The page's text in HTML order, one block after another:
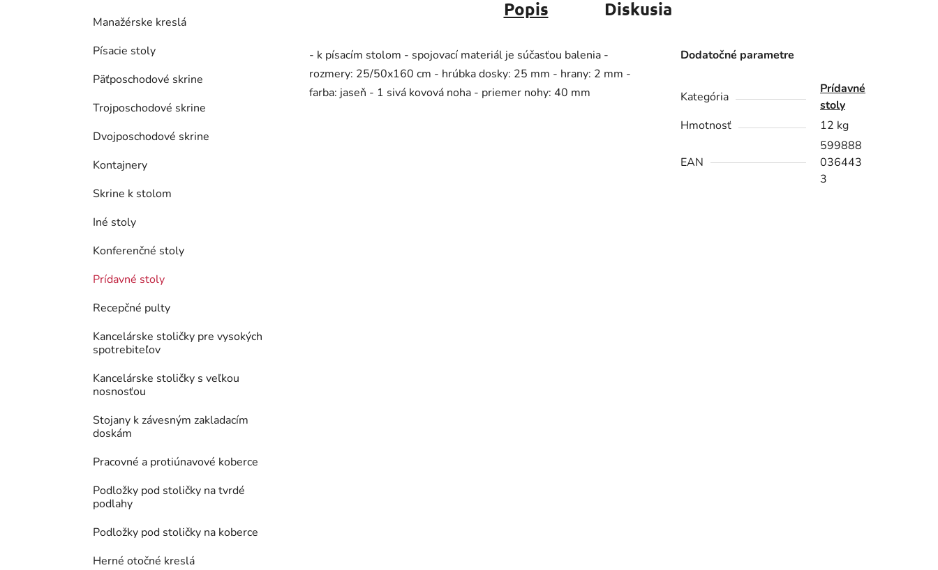
Manažérske kreslá
Písacie stoly
Päťposchodové skrine
Trojposchodové skrine
Dvojposchodové skrine
Kontajnery
Skrine k stolom
Iné stoly
Konferenčné stoly
Prídavné stoly
Recepčné pulty
Kancelárske stoličky pre vysokých
spotrebiteľov
Kancelárske stoličky s veľkou
nosnosťou
Stojany k závesným zakladacím
doskám
Pracovné a protiúnavové koberce
Podložky pod stoličky na tvrdé
podlahy
Podložky pod stoličky na koberce
Herné otočné kreslá
Popis Diskusia
- k písacím stolom - spojovací materiál je súčasťou balenia -
rozmery: 25/50x160 cm - hrúbka dosky: 25 mm - hrany: 2 mm -
farba: jaseň - 1 sivá kovová noha - priemer nohy: 40 mm
Dodatočné parametre
Kategória
Prídavné
stoly
Hmotnosť
12 kg
EAN
599888
036443
3